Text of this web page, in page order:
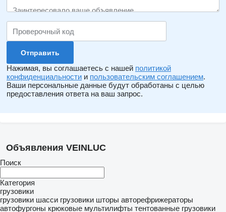
Нажимая, вы соглашаетесь с нашей политикой
конфиденциальности и пользовательским соглашением.
Ваши персональные данные будут обработаны с целью
предоставления ответа на ваш запрос.
Объявления VEINLUC
Поиск
Категория
грузовики
грузовики шасси грузовики шторы авторефрижераторы
автофургоны крюковые мультилифты тентованные грузовики